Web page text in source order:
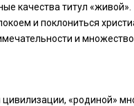
качества титул «живой».
и поклониться
и множество
«родиной»